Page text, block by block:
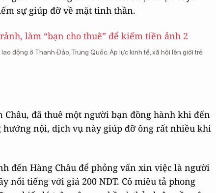
sự giúp đỡ về mặt tinh thần.
động ở Thanh Đảo, Trung Quốc. Áp lực kinh tế, xã hội lên giới trẻ
đã thuê một người bạn đồng hành khi đến
hướng nội, dịch vụ này giúp đỡ ông rất nhiều khi
đến Hàng Châu để phỏng vấn xin việc là người
nổi tiếng với giá 200 NDT. Cô miêu tả phong